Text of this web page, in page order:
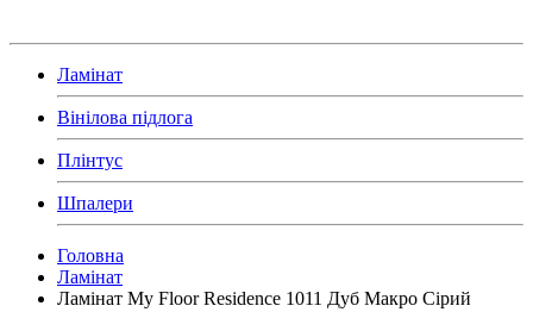
Ламінат
Вінілова підлога
Плінтус
Шпалери
Головна
Ламінат
Ламінат My Floor Residence 1011 Дуб Макро Сірий